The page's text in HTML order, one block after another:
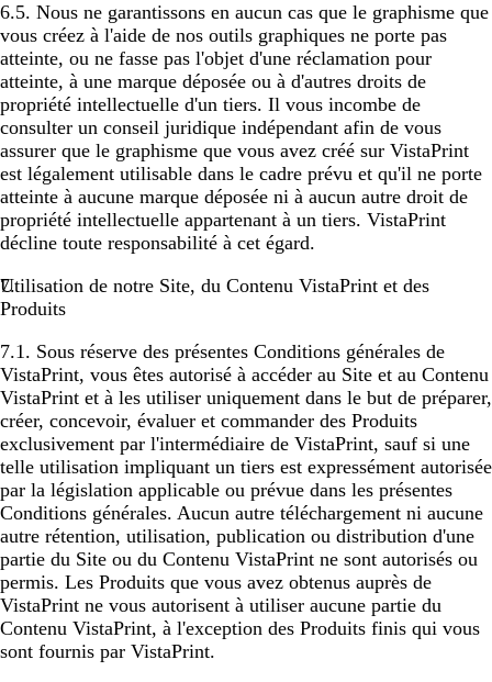
6.5. Nous ne garantissons en aucun cas que le graphisme que
vous créez à l'aide de nos outils graphiques ne porte pas
atteinte, ou ne fasse pas l'objet d'une réclamation pour
atteinte, à une marque déposée ou à d'autres droits de
propriété intellectuelle d'un tiers. Il vous incombe de
consulter un conseil juridique indépendant afin de vous
assurer que le graphisme que vous avez créé sur VistaPrint
est légalement utilisable dans le cadre prévu et qu'il ne porte
atteinte à aucune marque déposée ni à aucun autre droit de
propriété intellectuelle appartenant à un tiers. VistaPrint
décline toute responsabilité à cet égard.
Utilisation de notre Site, du Contenu VistaPrint et des
Produits
7.1. Sous réserve des présentes Conditions générales de
VistaPrint, vous êtes autorisé à accéder au Site et au Contenu
VistaPrint et à les utiliser uniquement dans le but de préparer,
créer, concevoir, évaluer et commander des Produits
exclusivement par l'intermédiaire de VistaPrint, sauf si une
telle utilisation impliquant un tiers est expressément autorisée
par la législation applicable ou prévue dans les présentes
Conditions générales. Aucun autre téléchargement ni aucune
autre rétention, utilisation, publication ou distribution d'une
partie du Site ou du Contenu VistaPrint ne sont autorisés ou
permis. Les Produits que vous avez obtenus auprès de
VistaPrint ne vous autorisent à utiliser aucune partie du
Contenu VistaPrint, à l'exception des Produits finis qui vous
sont fournis par VistaPrint.